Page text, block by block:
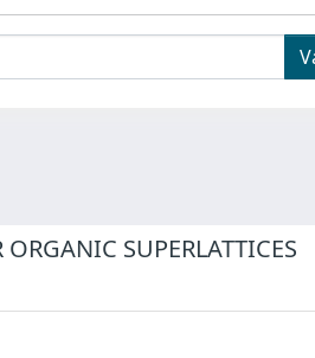
SUPERLATTICES